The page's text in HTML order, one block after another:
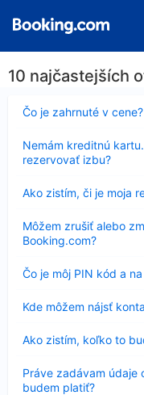
10 najčastejších
Čo je zahrnuté v cene?
Nezobrazuje
sa
Nemám kreditnú
rezervovať izbu?
sa
Ako zistím, či je moja
sa
Môžem zrušiť alebo
Booking.com?
sa
Čo je môj PIN kód a
Nezobrazuje
sa
Kde môžem nájsť
sa
Ako zistím, koľko to
sa
Práve zadávam údaje
budem platiť?
sa